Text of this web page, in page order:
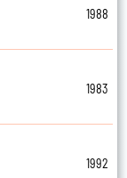
1988
1983
1992